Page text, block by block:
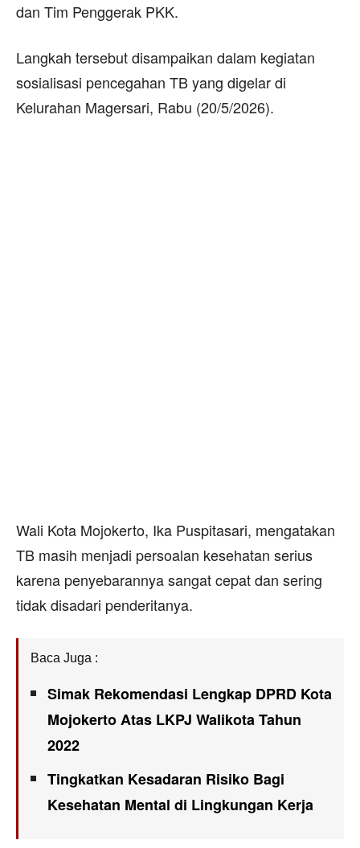
dan Tim Penggerak PKK.
Langkah tersebut disampaikan dalam kegiatan
sosialisasi pencegahan TB yang digelar di
Kelurahan Magersari, Rabu (20/5/2026).
Wali Kota Mojokerto, Ika Puspitasari, mengatakan
TB masih menjadi persoalan kesehatan serius
karena penyebarannya sangat cepat dan sering
tidak disadari penderitanya.
Baca Juga :
Simak Rekomendasi Lengkap DPRD Kota
Mojokerto Atas LKPJ Walikota Tahun
2022
Tingkatkan Kesadaran Risiko Bagi
Kesehatan Mental di Lingkungan Kerja